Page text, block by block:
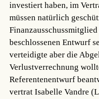
investiert haben, im
müssen natürlich
beschlossenen Entwurf
verteidigte aber die
Verlustverrechnung
Referentenentwurf
vertrat Isabelle Vandre